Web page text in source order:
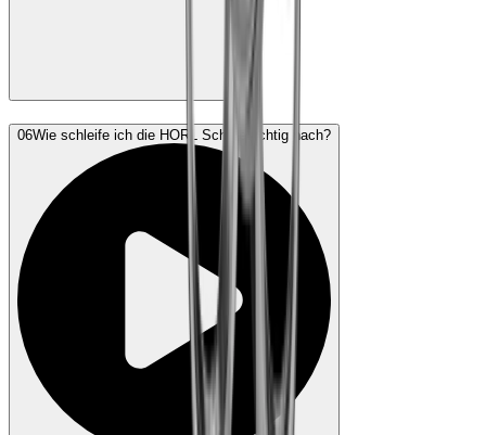
06Wie schleife ich die HORL Schere richtig nach?